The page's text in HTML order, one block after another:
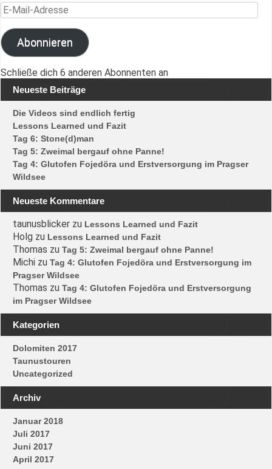
E-Mail-Adresse
Abonnieren
Schließe dich 6 anderen Abonnenten an
Neueste Beiträge
Die Videos sind endlich fertig
Lessons Learned und Fazit
Tag 6: Stone(d)man
Tag 5: Zweimal bergauf ohne Panne!
Tag 4: Glutofen Fojedöra und Erstversorgung im Pragser
Wildsee
Neueste Kommentare
taunusblicker zu Lessons Learned und Fazit
Holg zu Lessons Learned und Fazit
Thomas zu Tag 5: Zweimal bergauf ohne Panne!
Michi zu Tag 4: Glutofen Fojedöra und Erstversorgung im
Pragser Wildsee
Thomas zu Tag 4: Glutofen Fojedöra und Erstversorgung
im Pragser Wildsee
Kategorien
Dolomiten 2017
Taunustouren
Uncategorized
Archiv
Januar 2018
Juli 2017
Juni 2017
April 2017